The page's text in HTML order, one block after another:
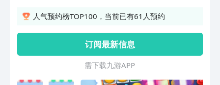
一起闯关，处处有惊喜，处处有挑战，让
一次脑力的大比拼！走过路过不要错过
啦！
人气预约榜TOP100，当前已有61人预约
订阅最新信息
需 下 载 九 游 A P P